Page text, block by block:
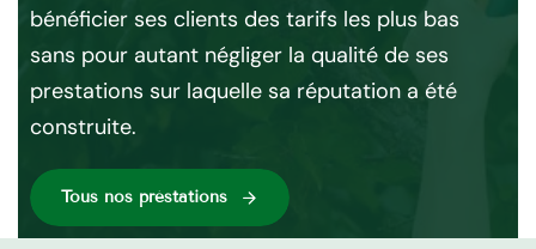
bénéficier ses clients des tarifs les plus bas
sans pour autant négliger la qualité de ses
prestations sur laquelle sa réputation a été
construite.
Tous nos préstations